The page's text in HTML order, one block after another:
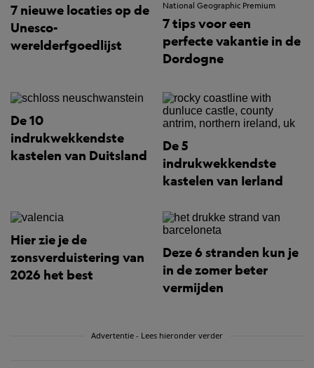
7 nieuwe locaties op de
Unesco-
werelderfgoedlijst
National Geographic Premium
7 tips voor een
perfecte vakantie in de
Dordogne
De 10
indrukwekkendste
kastelen van Duitsland
De 5
indrukwekkendste
kastelen van Ierland
Hier zie je de
zonsverduistering van
2026 het best
Deze 6 stranden kun je
in de zomer beter
vermijden
Advertentie - Lees hieronder verder